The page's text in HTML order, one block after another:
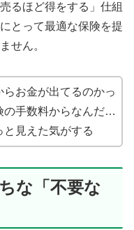
るほど得をする」仕組
とって最適な保険を提
せん。
お金が出てるのかっ
の手数料からなんだ…
と見えた気がする
な「不要な